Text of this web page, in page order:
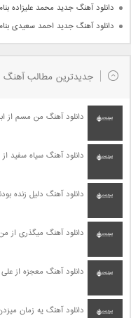
دانلود آهنگ جدید محمد علیزاده
دانلود آهنگ جدید احمد سعیدی
جدیدترین مطالب آهنگ
دانلود آهنگ من مسم از
دانلود آهنگ سیاه سفید
دانلود آهنگ دلیل زنده
دانلود آهنگ میگذری از
دانلود آهنگ معجزه از
دانلود آهنگ یه زمان